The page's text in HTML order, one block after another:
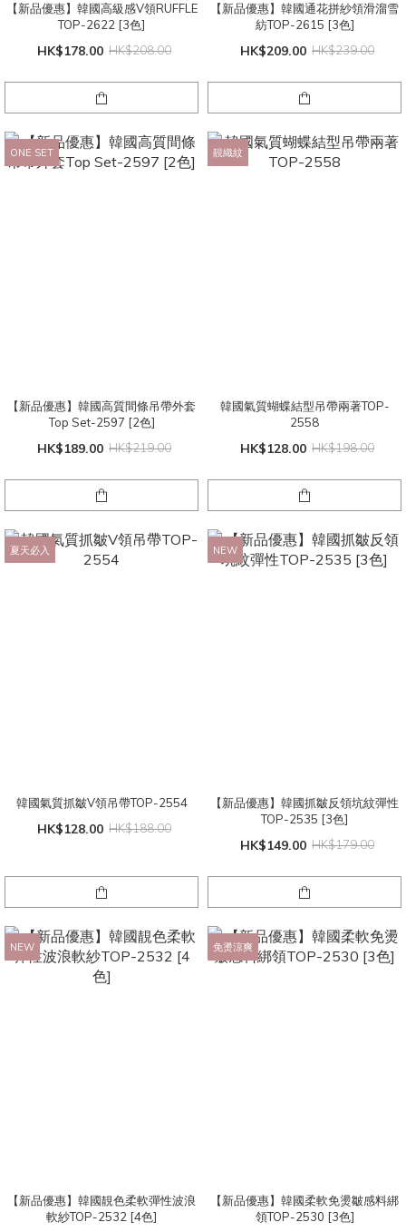
【新品優惠】韓國高級感V領RUFFLE
TOP-2622 [3色]
HK$178.00 HK$208.00
【新品優惠】韓國通花拼紗領滑溜雪
紡TOP-2615 [3色]
HK$209.00 HK$239.00
ONE SET
【新品優惠】韓國高質間條吊帶外套
Top Set-2597 [2色]
HK$189.00 HK$219.00
靚織紋
韓國氣質蝴蝶結型吊帶兩著TOP-
2558
HK$128.00 HK$198.00
夏天必入
韓國氣質抓皺V領吊帶TOP-2554
HK$128.00 HK$188.00
NEW
【新品優惠】韓國抓皺反領坑紋彈性
TOP-2535 [3色]
HK$149.00 HK$179.00
NEW
【新品優惠】韓國靚色柔軟彈性波浪
軟紗TOP-2532 [4色]
免燙涼爽
【新品優惠】韓國柔軟免燙皺感料綁
領TOP-2530 [3色]